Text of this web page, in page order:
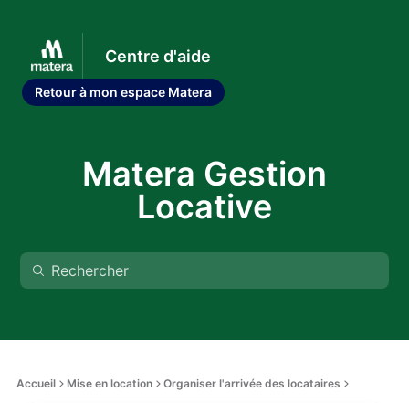
Centre d'aide
Retour à mon espace Matera
Matera Gestion
Locative
Accueil Mise en location Organiser l'arrivée des locataires